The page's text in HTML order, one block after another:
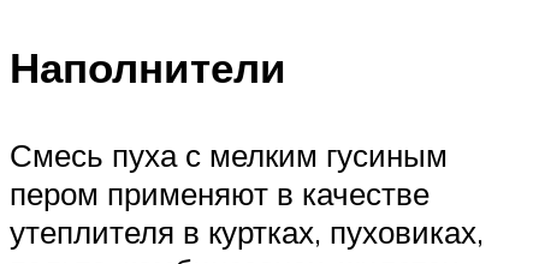
Наполнители
Смесь пуха с мелким гусиным
пером применяют в качестве
утеплителя в куртках, пуховиках,